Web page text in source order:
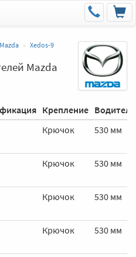
Mazda Xedos-9
Mazda
Крепление
Крючок 530 мм
Крючок 530 мм
Крючок 530 мм
Крючок 530 мм